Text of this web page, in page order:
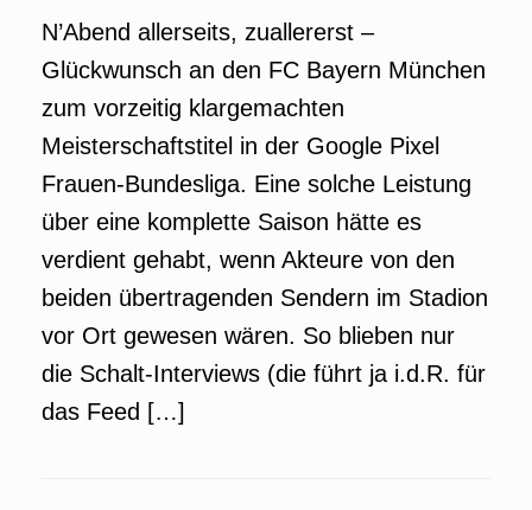
N’Abend allerseits, zuallererst –
Glückwunsch an den FC Bayern München
zum vorzeitig klargemachten
Meisterschaftstitel in der Google Pixel
Frauen-Bundesliga. Eine solche Leistung
über eine komplette Saison hätte es
verdient gehabt, wenn Akteure von den
beiden übertragenden Sendern im Stadion
vor Ort gewesen wären. So blieben nur
die Schalt-Interviews (die führt ja i.d.R. für
das Feed […]